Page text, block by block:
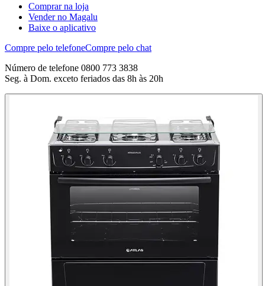
Comprar na loja
Vender no Magalu
Baixe o aplicativo
Compre pelo telefoneCompre pelo chat
Número de telefone 0800 773 3838
Seg. à Dom. exceto feriados das 8h às 20h